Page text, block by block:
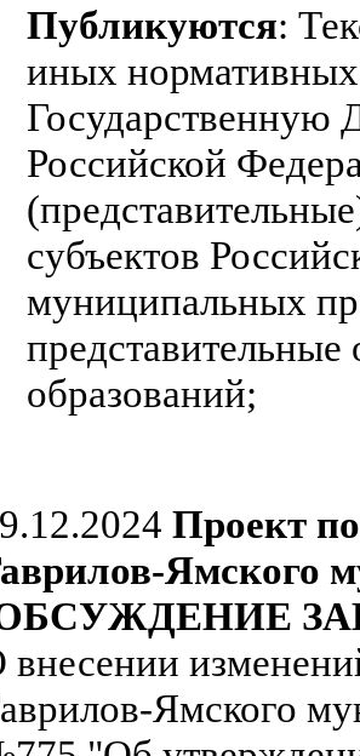
Публикуются:
иных
Государственную
Российской
субъектов
муниципальных
образований;
Проект
Ямского
внесении
Ямского